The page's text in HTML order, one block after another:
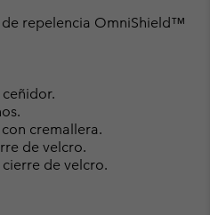
de repelencia OmniShield™
cremallera.
de velcro.
de velcro.